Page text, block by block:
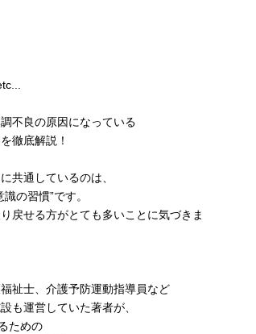
不良の原因になっている
徹底解説！
共通しているのは、
の習慣”です。
戻せる方がとても多いことに気づきま
祉士、介護予防運動指導員など
も運営していた著者が、
ための